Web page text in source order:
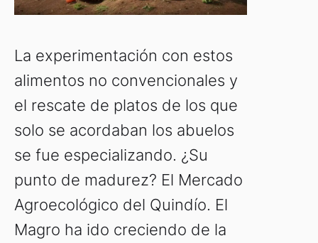
La experimentación con estos
alimentos no convencionales y
el rescate de platos de los que
solo se acordaban los abuelos
se fue especializando. ¿Su
punto de madurez? El Mercado
Agroecológico del Quindío. El
Magro ha ido creciendo de la